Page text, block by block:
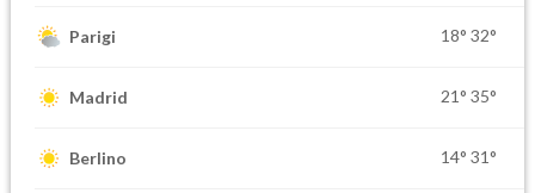
Parigi 18° 32°
Madrid 21° 35°
Berlino 14° 31°